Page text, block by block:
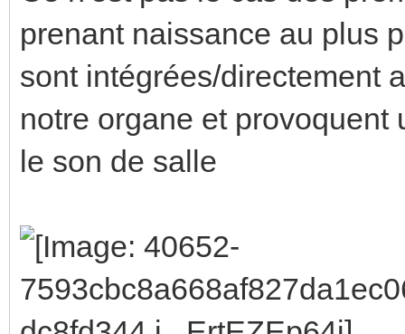
prenant naissance au plus
sont intégrées/directement
notre organe et provoquent
le son de salle